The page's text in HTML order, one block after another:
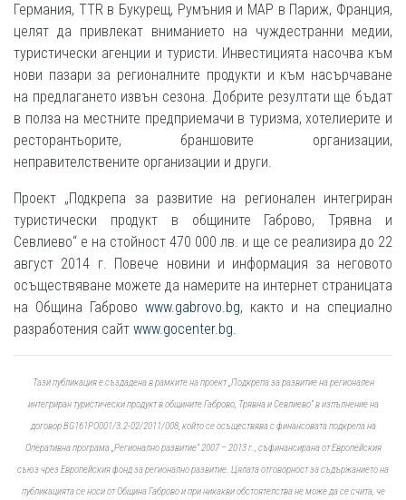
Германия, TTR в Букурещ, Румъния и MAP в Париж, Франция,
целят да привлекат вниманието на чуждестранни медии,
туристически агенции и туристи. Инвестицията насочва към
нови пазари за регионалните продукти и към насърчаване
на предлагането извън сезона. Добрите резултати ще бъдат
в полза на местните предприемачи в туризма, хотелиерите и
ресторантьорите, браншовите организации,
неправителствените организации и други.
Проект „Подкрепа за развитие на регионален интегриран
туристически продукт в общините Габрово, Трявна и
Севлиево“ е на стойност 470 000 лв. и ще се реализира до 22
август 2014 г. Повече новини и информация за неговото
осъществяване можете да намерите на интернет страницата
на Община Габрово www.gabrovo.bg, както и на специално
разработения сайт www.gocenter.bg.
Тази публикация е създадена в рамките на проект „Подкрепа за развитие на регионален
интегриран туристически продукт в общините Габрово, Трявна и Севлиево“ в изпълнение на
договор BG161PO001/3.2-02/2011/008, който се осъществява с финансовата подкрепа на
Оперативна програма „Регионално развитие“ 2007 – 2013 г., съфинансирана от Европейския
съюз чрез Европейския фонд за регионално развитие. Цялата отговорност за съдържанието на
публикацията се носи от Община Габрово и при никакви обстоятелства не може да се счита, че